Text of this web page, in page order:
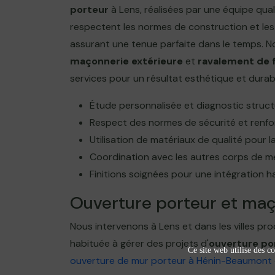
porteur à Lens, réalisées par une équipe
respectent les normes de construction et
assurant une tenue parfaite dans le temps.
maçonnerie extérieure et ravalement de
services pour un résultat esthétique et
Étude personnalisée et diagnostic
Respect des normes de sécurité et
Utilisation de matériaux de qualité pour
Coordination avec les autres corps de
Finitions soignées pour une intégration
Ouverture porteur et
Nous intervenons à Lens et dans les villes
habituée à gérer des projets d'ouverture
ouverture de mur porteur à Hénin-Beaumont
Ce site web utilise des